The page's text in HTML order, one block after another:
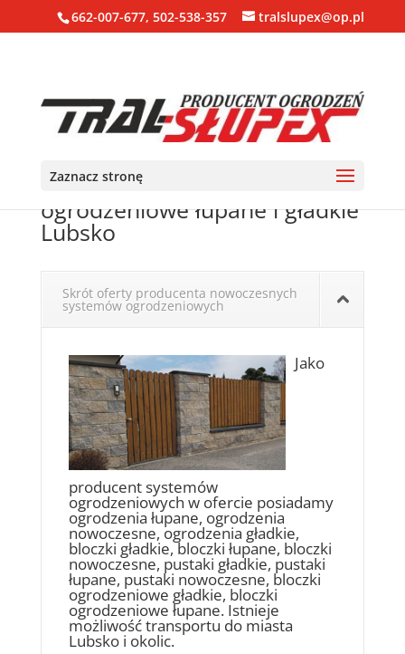
662-007-677, 502-538-357 tralslupex@op.pl
Zaznacz stronę
Ogrodzenia, bloczki, pustaki
ogrodzeniowe łupane i gładkie
Lubsko
Skrót oferty producenta nowoczesnych
systemów ogrodzeniowych
Jako
producent systemów
ogrodzeniowych w ofercie posiadamy
ogrodzenia łupane, ogrodzenia
nowoczesne, ogrodzenia gładkie,
bloczki gładkie, bloczki łupane, bloczki
nowoczesne, pustaki gładkie, pustaki
łupane, pustaki nowoczesne, bloczki
ogrodzeniowe gładkie, bloczki
ogrodzeniowe łupane. Istnieje
możliwość transportu do miasta
Lubsko i okolic.